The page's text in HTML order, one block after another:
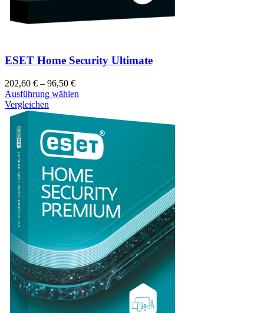
ESET Home Security Ultimate
202,60 € – 96,50 €
Ausführung wählen
Vergleichen